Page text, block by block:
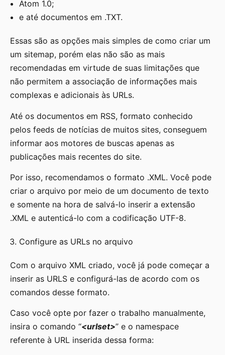
Atom 1.0;
e até documentos em .TXT.
Essas são as opções mais simples de como criar um
um sitemap, porém elas não são as mais
recomendadas em virtude de suas limitações que
não permitem a associação de informações mais
complexas e adicionais às URLs.
Até os documentos em RSS, formato conhecido
pelos feeds de notícias de muitos sites, conseguem
informar aos motores de buscas apenas as
publicações mais recentes do site.
Por isso, recomendamos o formato .XML. Você pode
criar o arquivo por meio de um documento de texto
e somente na hora de salvá-lo inserir a extensão
.XML e autenticá-lo com a codificação UTF-8.
Configure as URLs no arquivo
Com o arquivo XML criado, você já pode começar a
inserir as URLS e configurá-las de acordo com os
comandos desse formato.
Caso você opte por fazer o trabalho manualmente,
insira o comando “<urlset>” e o namespace
referente à URL inserida dessa forma: